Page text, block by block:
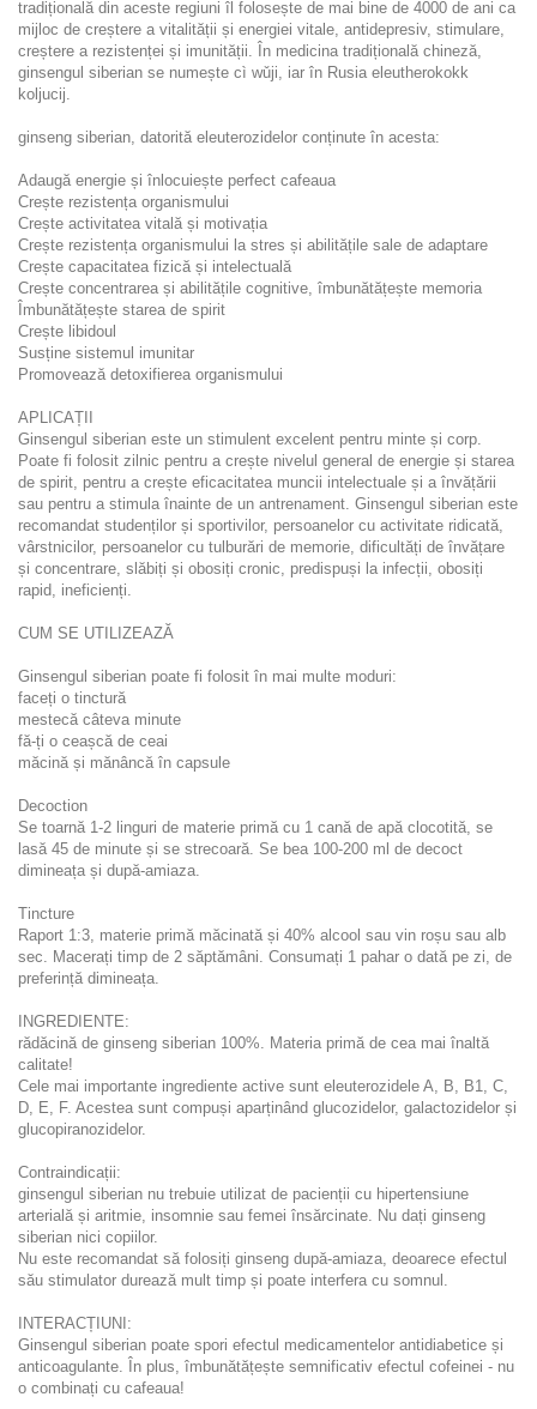
tradițională din aceste regiuni îl folosește de mai bine de 4000 de ani ca
mijloc de creștere a vitalității și energiei vitale, antidepresiv, stimulare,
creștere a rezistenței și imunității. În medicina tradițională chineză,
ginsengul siberian se numește cì wǔji, iar în Rusia eleutherokokk
koljucij.
ginseng siberian, datorită eleuterozidelor conținute în acesta:
Adaugă energie și înlocuiește perfect cafeaua
Crește rezistența organismului
Crește activitatea vitală și motivația
Crește rezistența organismului la stres și abilitățile sale de adaptare
Crește capacitatea fizică și intelectuală
Crește concentrarea și abilitățile cognitive, îmbunătățește memoria
Îmbunătățește starea de spirit
Crește libidoul
Susține sistemul imunitar
Promovează detoxifierea organismului
APLICAȚII
Ginsengul siberian este un stimulent excelent pentru minte și corp.
Poate fi folosit zilnic pentru a crește nivelul general de energie și starea
de spirit, pentru a crește eficacitatea muncii intelectuale și a învățării
sau pentru a stimula înainte de un antrenament. Ginsengul siberian este
recomandat studenților și sportivilor, persoanelor cu activitate ridicată,
vârstnicilor, persoanelor cu tulburări de memorie, dificultăți de învățare
și concentrare, slăbiți și obosiți cronic, predispuși la infecții, obosiți
rapid, ineficienți.
CUM SE UTILIZEAZĂ
Ginsengul siberian poate fi folosit în mai multe moduri:
faceți o tinctură
mestecă câteva minute
fă-ți o ceașcă de ceai
măcină și mănâncă în capsule
Decoction
Se toarnă 1-2 linguri de materie primă cu 1 cană de apă clocotită, se
lasă 45 de minute și se strecoară. Se bea 100-200 ml de decoct
dimineața și după-amiaza.
Tincture
Raport 1:3, materie primă măcinată și 40% alcool sau vin roșu sau alb
sec. Macerați timp de 2 săptămâni. Consumați 1 pahar o dată pe zi, de
preferință dimineața.
INGREDIENTE:
rădăcină de ginseng siberian 100%. Materia primă de cea mai înaltă
calitate!
Cele mai importante ingrediente active sunt eleuterozidele A, B, B1, C,
D, E, F. Acestea sunt compuși aparținând glucozidelor, galactozidelor și
glucopiranozidelor.
Contraindicații:
ginsengul siberian nu trebuie utilizat de pacienții cu hipertensiune
arterială și aritmie, insomnie sau femei însărcinate. Nu dați ginseng
siberian nici copiilor.
Nu este recomandat să folosiți ginseng după-amiaza, deoarece efectul
său stimulator durează mult timp și poate interfera cu somnul.
INTERACȚIUNI:
Ginsengul siberian poate spori efectul medicamentelor antidiabetice și
anticoagulante. În plus, îmbunătățește semnificativ efectul cofeinei - nu
o combinați cu cafeaua!